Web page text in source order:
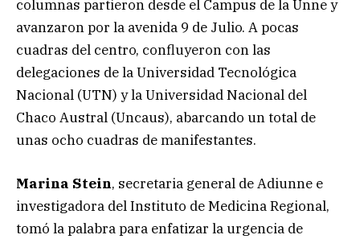
columnas partieron desde el Campus de la Unne y
avanzaron por la avenida 9 de Julio. A pocas
cuadras del centro, confluyeron con las
delegaciones de la Universidad Tecnológica
Nacional (UTN) y la Universidad Nacional del
Chaco Austral (Uncaus), abarcando un total de
unas ocho cuadras de manifestantes.
Marina Stein, secretaria general de Adiunne e
investigadora del Instituto de Medicina Regional,
tomó la palabra para enfatizar la urgencia de